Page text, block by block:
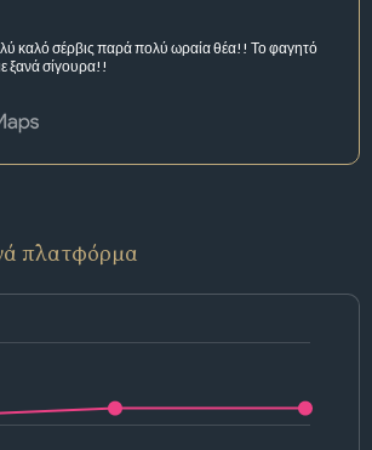
καλό σέρβις παρά πολύ ωραία θέα!! Το φαγητό
ξανά σίγουρα!!
πλατφόρμα